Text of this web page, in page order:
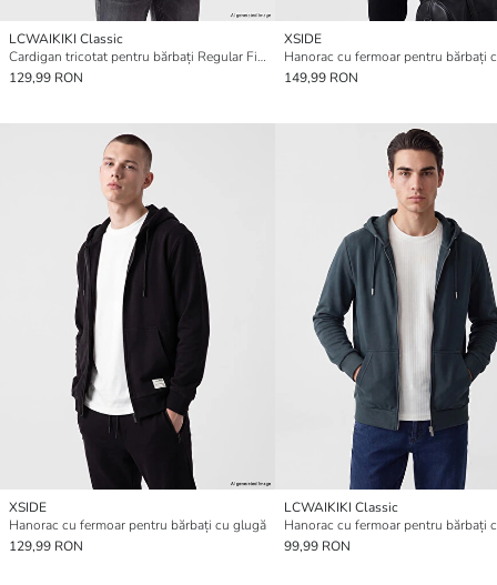
LCWAIKIKI Classic
Cardigan tricotat pentru bărbați Regular Fit cu guler mock
129,99 RON
XSIDE
Hanorac cu fermoar pentru bărbați
149,99 RON
XSIDE
Hanorac cu fermoar pentru bărbați cu glugă
129,99 RON
LCWAIKIKI Classic
Hanorac cu fermoar pentru bărbați
99,99 RON